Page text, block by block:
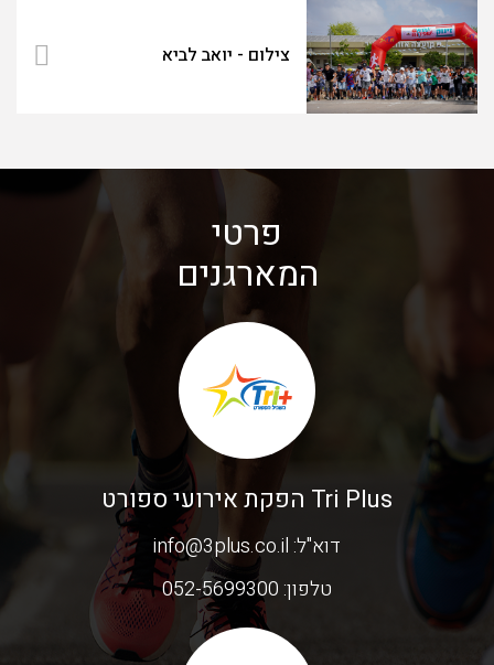
צילום - יואב לביא
פרטי
המארגנים
Tri Plus הפקת אירועי ספורט
דוא"ל: info@3plus.co.il
טלפון:052-5699300